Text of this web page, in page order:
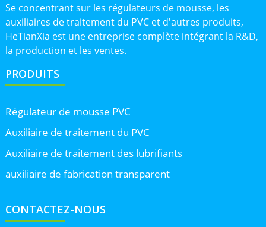
Se concentrant sur les régulateurs de mousse, les
auxiliaires de traitement du PVC et d'autres produits,
HeTianXia est une entreprise complète intégrant la R&D,
la production et les ventes.
PRODUITS
Régulateur de mousse PVC
Auxiliaire de traitement du PVC
Auxiliaire de traitement des lubrifiants
auxiliaire de fabrication transparent
CONTACTEZ-NOUS